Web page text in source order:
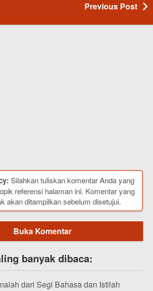
Previous Post
Silahkan tuliskan komentar Anda yang
referensi halaman ini. Komentar yang
akan ditampilkan sebelum disetujui.
Buka Komentar
banyak dibaca:
dari Segi Bahasa dan Istilah